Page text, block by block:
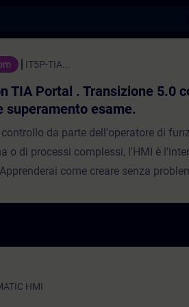
. Transizione 5.0 con
IT5P-TIA...
TIA Portal . Transizione 5.0
esame.
da parte dell'operatore di
o di processi complessi, l'HMI è
come creare senza
operative, come archiviare
gli archivi corrispondenti.
del sistema.Il corso prevede il
HMI